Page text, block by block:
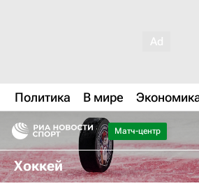
Политика В мире
Матч-центр
Хоккей